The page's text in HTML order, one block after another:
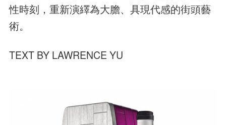
性時刻，重新演繹為大膽、具現代感的街頭藝
術。
TEXT BY LAWRENCE YU